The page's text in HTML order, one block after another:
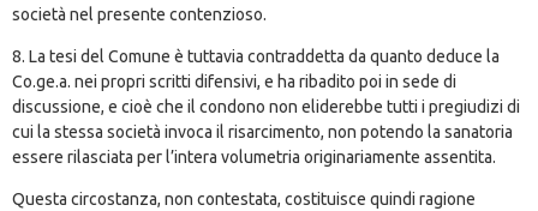
società nel presente contenzioso.
8. La tesi del Comune è tuttavia contraddetta da quanto deduce la
Co.ge.a. nei propri scritti difensivi, e ha ribadito poi in sede di
discussione, e cioè che il condono non eliderebbe tutti i pregiudizi di
cui la stessa società invoca il risarcimento, non potendo la sanatoria
essere rilasciata per l’intera volumetria originariamente assentita.
Questa circostanza, non contestata, costituisce quindi ragione